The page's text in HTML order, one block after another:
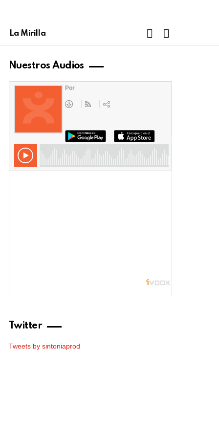
La Mirilla
FOLLOW
Nuestros Audios
Twitter
Tweets by sintoniaprod